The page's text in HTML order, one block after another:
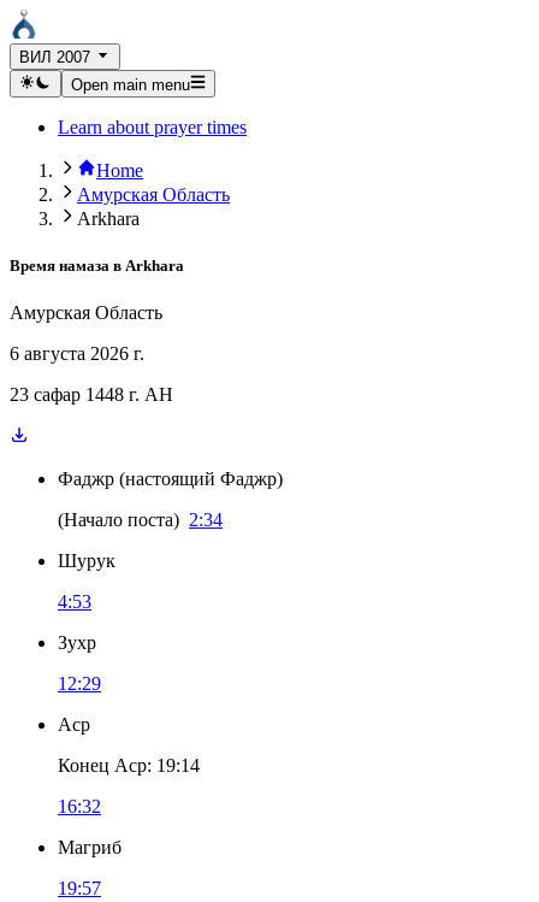
ВИЛ 2007
Open main menu
Learn about prayer times
Home
Амурская Область
Arkhara
Время намаза в Arkhara
Амурская Область
6 августа 2026 г.
23 сафар 1448 г. AH
Фаджр (настоящий Фаджр)
(Начало поста) 2:34
Шурук
4:53
Зухр
12:29
Аср
Конец Аср: 19:14
16:32
Магриб
19:57